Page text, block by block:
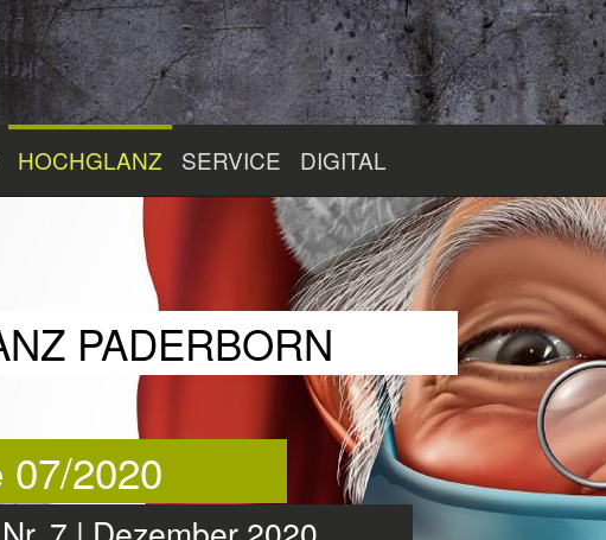
HOCHGLANZ SERVICE DIGITAL
PADERBORN
07/2020